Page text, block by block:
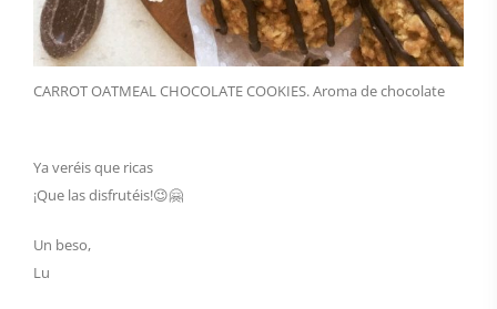
CARROT OATMEAL CHOCOLATE COOKIES. Aroma de chocolate
Ya veréis que ricas
¡Que las disfrutéis!😉🤗
Un beso,
Lu